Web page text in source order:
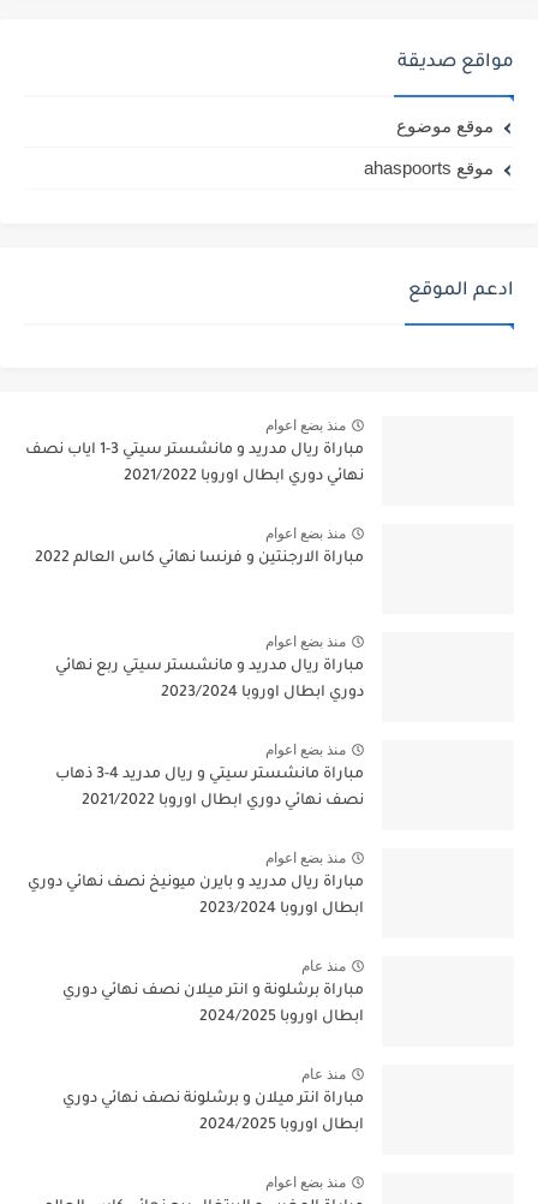
مواقع صديقة
موقع موضوع
موقع ahaspoorts
ادعم الموقع
منذ بضع اعوام
مباراة ريال مدريد و مانشستر سيتي 3-1 اياب نصف
نهائي دوري ابطال اوروبا 2021/2022
منذ بضع اعوام
مباراة الارجنتين و فرنسا نهائي كاس العالم 2022
منذ بضع اعوام
مباراة ريال مدريد و مانشستر سيتي ربع نهائي
دوري ابطال اوروبا 2023/2024
منذ بضع اعوام
مباراة مانشستر سيتي و ريال مدريد 4-3 ذهاب
نصف نهائي دوري ابطال اوروبا 2021/2022
منذ بضع اعوام
مباراة ريال مدريد و بايرن ميونيخ نصف نهائي دوري
ابطال اوروبا 2023/2024
منذ عام
مباراة برشلونة و انتر ميلان نصف نهائي دوري
ابطال اوروبا 2024/2025
منذ عام
مباراة انتر ميلان و برشلونة نصف نهائي دوري
ابطال اوروبا 2024/2025
منذ بضع اعوام